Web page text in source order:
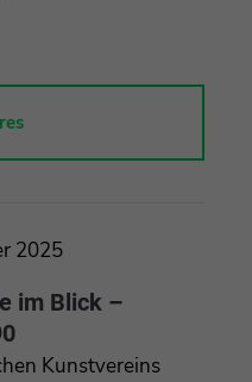
2025
im Blick –
Kunstvereins